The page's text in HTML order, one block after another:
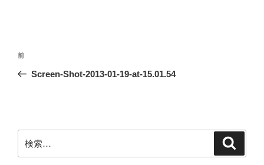
投
ナ
ー
シ
前
の
前
Screen-Shot-2013-01-19-at-15.01.54
索: